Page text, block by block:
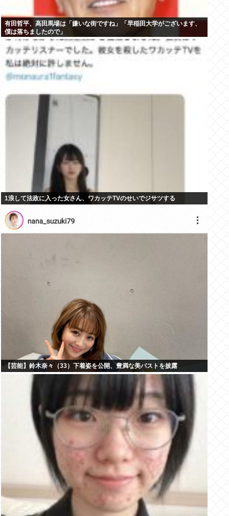
有田哲平、高田馬場は「嫌いな街ですね」「早稲田大学がございます、
僕は落ちましたので」
1浪して法政に入った女さん、ワカッテTVのせいでジサツする
【芸能】鈴木奈々（33）下着姿を公開、豊満な美バストを披露